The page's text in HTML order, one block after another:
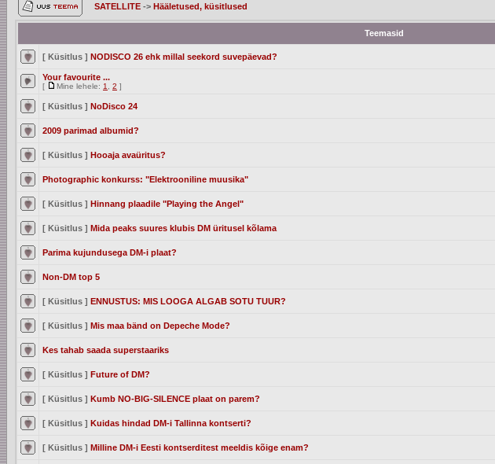
SATELLITE -> Hääletused, küsitlused
Teemasid
[ Küsitlus ] NODISCO 26 ehk millal seekord suvepäevad?
Your favourite ...
[ Mine lehele: 1 2 ]
[ Küsitlus ] NoDisco 24
2009 parimad albumid?
[ Küsitlus ] Hooaja avaüritus?
Photographic konkurss: "Elektrooniline muusika"
[ Küsitlus ] Hinnang plaadile "Playing the Angel"
[ Küsitlus ] Mida peaks suures klubis DM üritusel kõlama
Parima kujundusega DM-i plaat?
Non-DM top 5
[ Küsitlus ] ENNUSTUS: MIS LOOGA ALGAB SOTU TUUR?
[ Küsitlus ] Mis maa bänd on Depeche Mode?
Kes tahab saada superstaariks
[ Küsitlus ] Future of DM?
[ Küsitlus ] Kumb NO-BIG-SILENCE plaat on parem?
[ Küsitlus ] Kuidas hindad DM-i Tallinna kontserti?
[ Küsitlus ] Milline DM-i Eesti kontserditest meeldis kõige enam?